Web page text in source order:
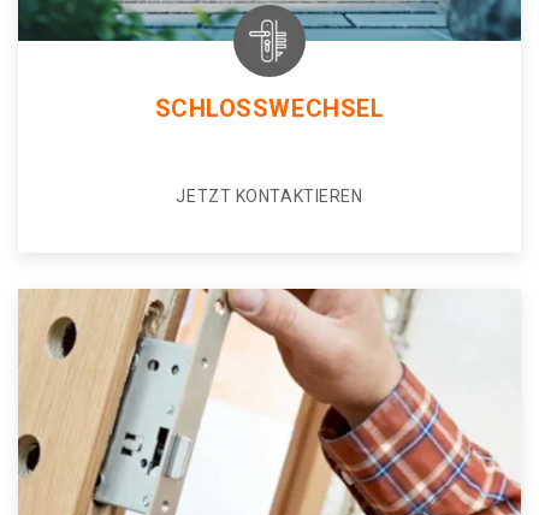
SCHLOSSWECHSEL
JETZT KONTAKTIEREN